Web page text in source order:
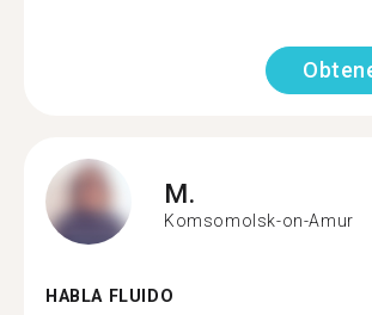
M.
Komsomolsk-on-Amur
HABLA FLUIDO